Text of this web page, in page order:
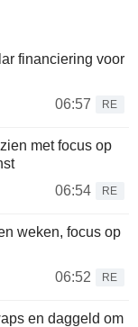
financiering voor
06:57
RE
met focus op
06:54
RE
weken, focus op
06:52
RE
en daggeld om